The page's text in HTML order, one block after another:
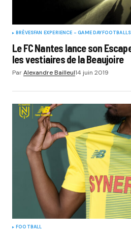
BRÈVESFAN EXPERIENCE - GAME DAYFOOTBALL
Le FC Nantes lance son
les vestiaires de la Beaujoire
ParAlexandre Bailleul14 juin 2019
FOOTBALL